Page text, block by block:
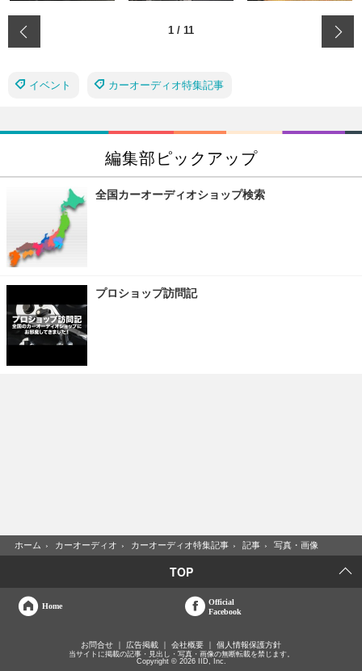
1 / 11
イベント カーオーディオ特集記事
編集部ピックアップ
全国カーオーディオショップ検索
プロショップ訪問記
ホーム › カーオーディオ › カーオーディオ特集記事 › 記事 › 写真・画像
TOP
Home
Official
Facebook
お問合せ 広告掲載 会社概要 個人情報保護方針
当サイトに掲載の記事・見出し・写真・画像の無断転載を禁じます。
Copyright © 2026 IID, Inc.